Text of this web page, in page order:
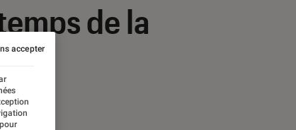
de la
accepter